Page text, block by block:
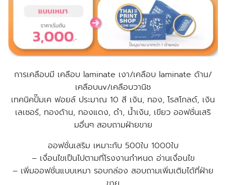
การเคลือบมี เคลือบ laminate เงา/เคลือบ laminate ด้าน/
เคลือบuv/เคลือบวานิช
เทคนิคปั๊มเค ฟอยล์ ประมาณ 10 สี เงิน, ทอง, โรสโกลด์, เงิน
เลเซอร์, ทองด้าน, ทองแดง, ดำ, น้ำเงิน, เขียว ออฟชั่นเสริ
มอื่นๆ สอบถามฝ่ายขาย
ออฟชั่นเสริม เหมาะกับ 500ใบ 1000ใบ
– เงื่อนไขเป็นไปตามที่โรงงานกำหนด อ่านเงื่อนไข
– เพิ่มออฟชั่นแบบเหมา รอบกล่อง สอบถามเพิ่มเติมได้ที่ฝ่าย